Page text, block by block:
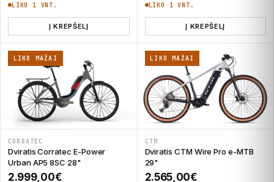
LIKO 1 VNT.
Į KREPŠELĮ
LIKO 1 VNT.
Į KREPŠELĮ
LIKO MAŽAI
CORRATEC
Dviratis Corratec E-Power
Urban AP5 8SC 28"
2.999,00€
LIKO MAŽAI
CTM
Dviratis CTM Wire Pro e-MTB
29"
2.565,00€